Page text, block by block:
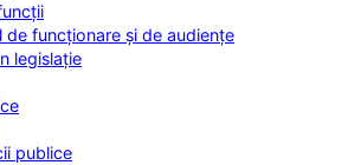
de funcționare și de audiențe
legislație
publice